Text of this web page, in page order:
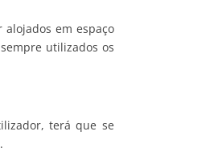
em espaço
utilizados os
terá que se